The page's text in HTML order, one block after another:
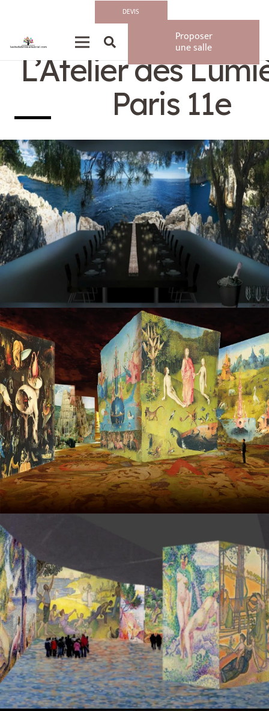
DEVIS
Proposer
une salle
Privatisation/
L’Atelier des
Paris 11e